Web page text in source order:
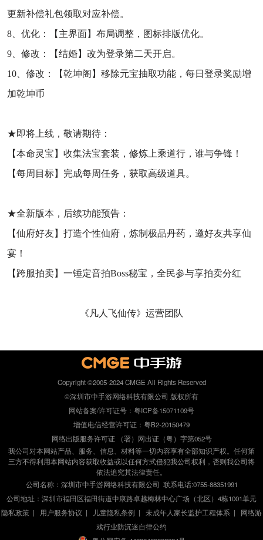
更新补偿礼包领取对应补偿。
8、优化：【主界面】布局调整，图标排版优化。
9、修改：【结婚】改为登录第二天开启。
10、修改：【乾坤阁】移除元宝抽取功能，每日登录奖励增
加乾坤币
★即将上线，敬请期待：
【本命灵宝】收集法宝套装，修炼上乘道行，谁与争锋！
【每周目标】完成每周任务，获取高级道具。
★全新版本，后续功能预告：
【仙府好友】打造个性仙府，炼制极品丹药，邀好友共享仙
宴！
【跨服拍卖】一锤定音拍Boss秘宝，全民参与享拍卖分红
《凡人飞仙传》运营团队
Copyright ©2005-2024 CMGE All Rights Reserved
©深圳市中手游网络科技有限公司 版权所有
网站备案/许可证号：粤ICP备15071109号
增值电信经营许可证：粤B2-20150479
网络出版服务许可证 （署）网出证（粤）字第052号
我公司对本网站产品、服务、信息、材料等一切内容享有全部知识产权。任何第
三方不得利用本网站内容获取收益或以任何方式侵犯我公司权利，否则我公司将
依法追究其法律责任。
公司名称：深圳市中手游网络科技有限公司 联系电话:0755-88351991
公司地址：深圳市福田区福田街道中康路卓越梅林中心广场（北区）4栋1001单元
隐私政策 | 用户服务协议 | 儿童隐私条例 | 未成年人家长监护工程体系 | 网络游
戏行业防沉迷自律公约